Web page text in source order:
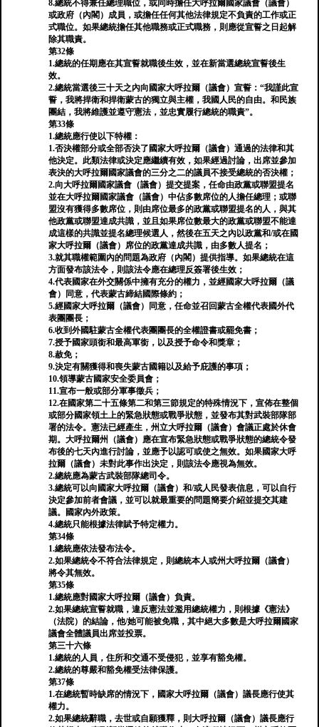
8.總統不得兼任總理職位，或同時擔任大呼拉爾國家議會（議會）
或政府（內閣）成員，或擔任任何其他法律規定不負責的工作或正
式職位。如果總統擔任其他職務或正式職務，則應從宣誓之日起解
除其職責。
第32條
1.總統的任期應在其宣誓就職後生效，並在新當選總統宣誓後生
效。
2.總統當選後三十天之內向國家大呼拉爾（議會）宣誓：“我謹此宣
誓，我將捍衛和捍衛蒙古的獨立與主權，我國人民的自由。和民族
團結，我將維護並遵守憲法，並忠實履行總統的職責”。
第33條
1.總統應行使以下特權：
1.否決權部分或全部否決了國家大呼拉爾（議會）通過的法律和其
他決定。此類法律或決定應繼續有效，如果經過討論，出席並參加
表決的大呼拉爾國家議會的三分之二的議員不接受總統的否決權；
2.向大呼拉爾國家議會（議會）提交提案，任命由政黨或聯盟提名
並在大呼拉爾國家議會（議會）中佔多數席位的人擔任總理；或聯
盟沒有獲得多數席位，則由席位最多的政黨或聯盟提名的人，與其
他政黨或聯盟達成共識，並且如果席位數最大的政黨或聯盟不能達
成這樣的共識並提名總理候選人，然後在五天之內以政黨和/或在國
家大呼拉爾（議會）席位的政黨達成共識，由多數人提名；
3.就其職權範圍內的問題為政府（內閣）提供指導。如果總統在這
方面發布該法令，則該法令應在總理反簽署後生效；
4.代表國家在外交關係中擁有充分的權力，並經國家大呼拉爾（議
會）同意，代表蒙古締結國際條約；
5.經國家大呼拉爾（議會）同意，任命並召回蒙古全權代表國外代
表團團長；
6.收到外國駐蒙古全權代表團團長的全權證書或罷免書；
7.授予國家頭銜和最高軍銜，以及授予命令和獎章；
8.赦免；
9.決定有關獲得和喪失蒙古國籍以及給予庇護的事項；
10.領導蒙古國家安全委員會；
11.宣布一般或部分軍事徵兵；
12.在國家第二十五條第二和第三節規定的特殊情況下，宣佈在整個
或部分國家領土上的緊急狀態或戰爭狀態，並發布其對武裝部隊部
署的法令。憲法已經產生，州立大呼拉爾（議會）會議正處於休會
期。大呼拉爾州（議會）應在宣布緊急狀態或戰爭狀態的總統令發
布後的七天內進行討論，並應予以認可或使之無效。如果國家大呼
拉爾（議會）未對此事作出決定，則該法令應視為無效。
2.總統應為蒙古武裝部隊總司令。
3.總統可以向國家大呼拉爾（議會）和/或人民發表信息，可以自行
決定參加前者會議，並可以就最重要的問題簡要介紹並提交其建
議。國家內外政策。
4.總統只能根據法律賦予特定權力。
第34條
1.總統應依法發布法令。
2.如果總統令不符合法律規定，則總統本人或州大呼拉爾（議會）
將令其無效。
第35條
1.總統應對國家大呼拉爾（議會）負責。
2.如果總統宣誓就職，違反憲法並濫用總統權力，則根據《憲法》
（法院）的結論，他/她可能被免職，其中絕大多數是大呼拉爾國家
議會全體議員出席並投票。
第三十六條
1.總統的人員，住所和交通不受侵犯，並享有豁免權。
2.總統的尊嚴和豁免權受法律保護。
第37條
1.在總統暫時缺席的情況下，國家大呼拉爾（議會）議長應行使其
權力。
2.如果總統辭職，去世或自願獲釋，則大呼拉爾（議會）議長應行